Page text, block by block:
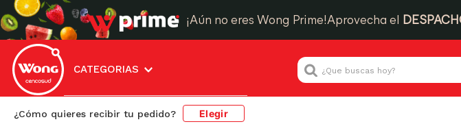
¡Aún no eres Wong Prime!Aprovecha el
CATEGORIAS
¿Que buscas hoy?
¿Cómo quieres recibir tu pedido? Elegir